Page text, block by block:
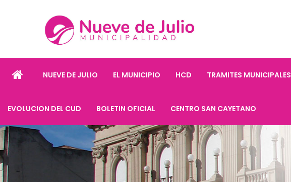
NUEVE DE JULIO EL MUNICIPIO HCD TRAMITES MUNICIPALES
EVOLUCION DEL CUD BOLETIN OFICIAL CENTRO SAN CAYETANO